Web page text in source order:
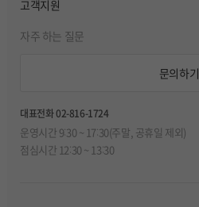
고객지원
자주 하는 질문
문의하기
대표전화 02-816-1724
운영시간 9:30 ~ 17:30(주말, 공휴일 제외)
점심시간 12:30 ~ 13:30